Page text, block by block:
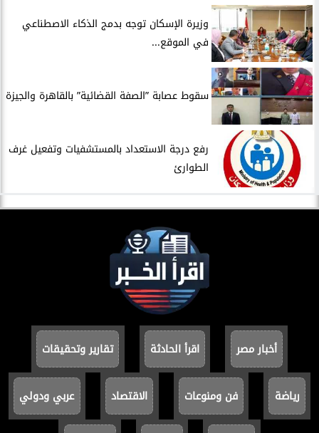
​وزيرة الإسكان توجه بدمج الذكاء الاصطناعي
في الموقع...
سقوط عصابة ”الصفة القضائية” بالقاهرة والجيزة
​رفع درجة الاستعداد بالمستشفيات وتفعيل غرف
الطوارئ
أخبار مصر اقرأ الحادثة تقارير وتحقيقات
رياضة فن ومنوعات الاقتصاد عربي ودولي